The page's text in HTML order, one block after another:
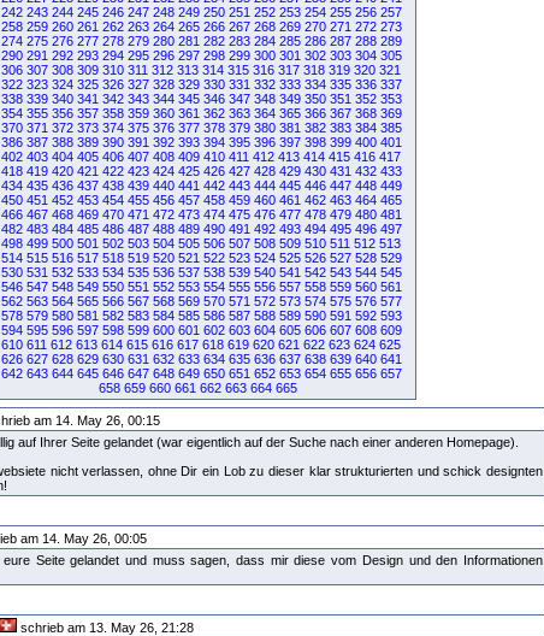
242 243 244 245 246 247 248 249 250 251 252 253 254 255 256 257
258 259 260 261 262 263 264 265 266 267 268 269 270 271 272 273
274 275 276 277 278 279 280 281 282 283 284 285 286 287 288 289
290 291 292 293 294 295 296 297 298 299 300 301 302 303 304 305
306 307 308 309 310 311 312 313 314 315 316 317 318 319 320 321
322 323 324 325 326 327 328 329 330 331 332 333 334 335 336 337
338 339 340 341 342 343 344 345 346 347 348 349 350 351 352 353
354 355 356 357 358 359 360 361 362 363 364 365 366 367 368 369
370 371 372 373 374 375 376 377 378 379 380 381 382 383 384 385
386 387 388 389 390 391 392 393 394 395 396 397 398 399 400 401
402 403 404 405 406 407 408 409 410 411 412 413 414 415 416 417
418 419 420 421 422 423 424 425 426 427 428 429 430 431 432 433
434 435 436 437 438 439 440 441 442 443 444 445 446 447 448 449
450 451 452 453 454 455 456 457 458 459 460 461 462 463 464 465
466 467 468 469 470 471 472 473 474 475 476 477 478 479 480 481
482 483 484 485 486 487 488 489 490 491 492 493 494 495 496 497
498 499 500 501 502 503 504 505 506 507 508 509 510 511 512 513
514 515 516 517 518 519 520 521 522 523 524 525 526 527 528 529
530 531 532 533 534 535 536 537 538 539 540 541 542 543 544 545
546 547 548 549 550 551 552 553 554 555 556 557 558 559 560 561
562 563 564 565 566 567 568 569 570 571 572 573 574 575 576 577
578 579 580 581 582 583 584 585 586 587 588 589 590 591 592 593
594 595 596 597 598 599 600 601 602 603 604 605 606 607 608 609
610 611 612 613 614 615 616 617 618 619 620 621 622 623 624 625
626 627 628 629 630 631 632 633 634 635 636 637 638 639 640 641
642 643 644 645 646 647 648 649 650 651 652 653 654 655 656 657
658 659 660 661 662 663 664 665
am 14. May 26, 00:15
auf Ihrer Seite gelandet (war eigentlich auf der Suche nach einer anderen Homepage).
nicht verlassen, ohne Dir ein Lob zu dieser klar strukturierten und schick designten
am 14. May 26, 00:05
Seite gelandet und muss sagen, dass mir diese vom Design und den Informationen
schrieb am 13. May 26, 21:28